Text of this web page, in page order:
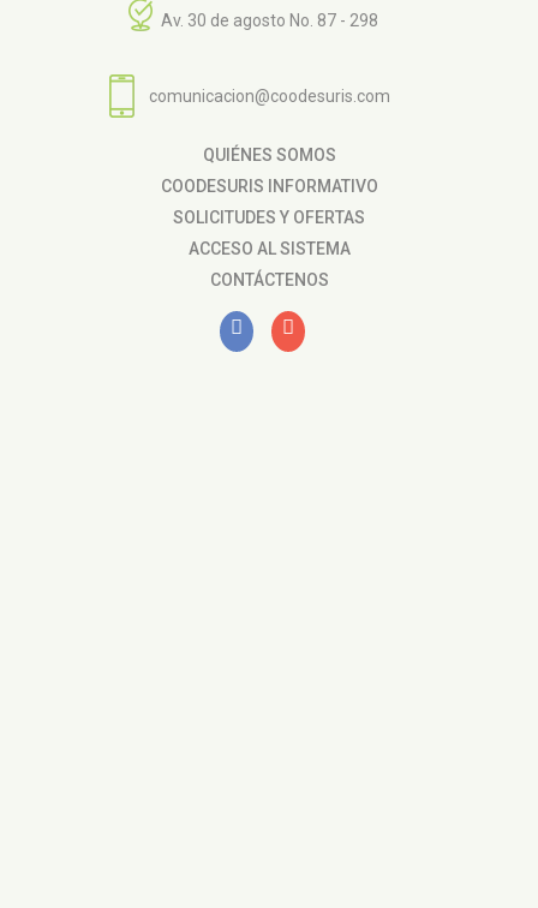
Av. 30 de agosto No. 87 - 298
comunicacion@coodesuris.com
QUIÉNES SOMOS
COODESURIS INFORMATIVO
SOLICITUDES Y OFERTAS
ACCESO AL SISTEMA
CONTÁCTENOS